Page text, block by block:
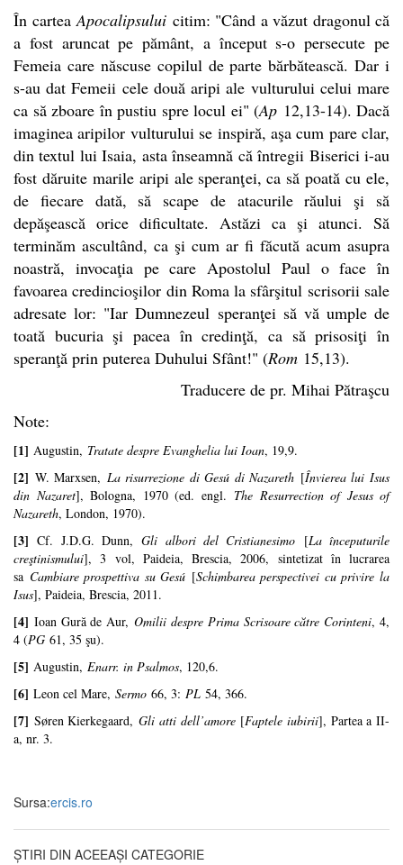
În cartea Apocalipsului citim: "Când a văzut dragonul că
a fost aruncat pe pământ, a început s-o persecute pe
Femeia care născuse copilul de parte bărbătească. Dar i
s-au dat Femeii cele două aripi ale vulturului celui mare
ca să zboare în pustiu spre locul ei" (Ap 12,13-14). Dacă
imaginea aripilor vulturului se inspiră, aşa cum pare clar,
din textul lui Isaia, asta înseamnă că întregii Biserici i-au
fost dăruite marile aripi ale speranţei, ca să poată cu ele,
de fiecare dată, să scape de atacurile răului şi să
depăşească orice dificultate. Astăzi ca şi atunci. Să
terminăm ascultând, ca şi cum ar fi făcută acum asupra
noastră, invocaţia pe care Apostolul Paul o face în
favoarea credincioşilor din Roma la sfârşitul scrisorii sale
adresate lor: "Iar Dumnezeul speranţei să vă umple de
toată bucuria şi pacea în credinţă, ca să prisosiţi în
speranţă prin puterea Duhului Sfânt!" (Rom 15,13).
Traducere de pr. Mihai Pătraşcu
Note:
[1] Augustin, Tratate despre Evanghelia lui Ioan, 19,9.
[2] W. Marxsen, La risurrezione di Gesú di Nazareth [Învierea lui Isus
din Nazaret], Bologna, 1970 (ed. engl. The Resurrection of Jesus of
Nazareth, London, 1970).
[3] Cf. J.D.G. Dunn,Gli albori del Cristianesimo [La începuturile
creştinismului], 3 vol, Paideia, Brescia, 2006, sintetizat în lucrarea
sa Cambiare prospettiva su Gesú [Schimbarea perspectivei cu privire la
Isus], Paideia, Brescia, 2011.
[4] Ioan Gură de Aur,Omilii despre Prima Scrisoare către Corinteni, 4,
4 (PG 61, 35 şu).
[5] Augustin, Enarr. in Psalmos, 120,6.
[6] Leon cel Mare, Sermo 66, 3: PL 54, 366.
[7] Søren Kierkegaard,Gli atti dell’amore[Faptele iubirii], Partea a II-
a, nr. 3.
Sursa:ercis.ro
ȘTIRI DIN ACEEAȘI CATEGORIE